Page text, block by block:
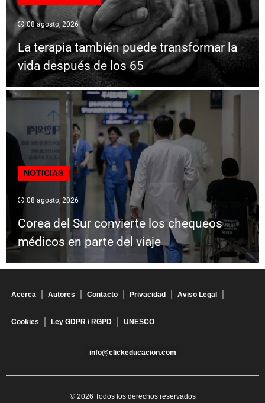
08 agosto, 2026
La terapia también puede transformar la
vida después de los 65
NOTICIAS
08 agosto, 2026
Corea del Sur convierte los chequeos
médicos en parte del viaje
Acerca Autores Contacto Privacidad Aviso Legal
Cookies Ley GDPR / RGPD UNESCO
info@clickeducacion.com
© 2026 Todos los derechos reservados